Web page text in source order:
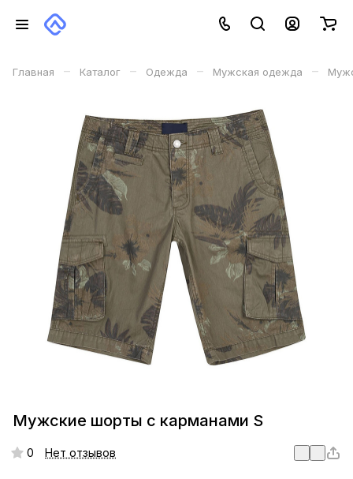
Главная – Каталог – Одежда – Мужская одежда –
Мужские шорты с карманами S
0 Нет отзывов